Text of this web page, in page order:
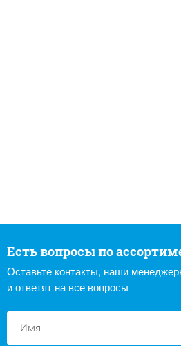
Есть вопросы по
Оставьте контакты, наши
и ответят на все вопросы